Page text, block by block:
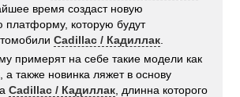
время создаст новую
платформу, которую будут
Cadillac / Кадиллак
примерят на себе такие модели как
а также новинка ляжет в основу
Cadillac / Кадиллак , длинна которого